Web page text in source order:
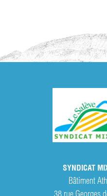
SYNDICAT
Bâtiment
38 rue Georges